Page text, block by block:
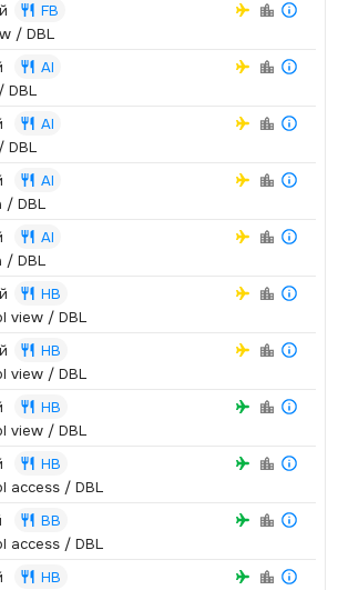
FB
/ DBL
AI
DBL
AI
DBL
AI
/ DBL
AI
/ DBL
HB
view / DBL
HB
view / DBL
HB
view / DBL
HB
access / DBL
BB
access / DBL
HB